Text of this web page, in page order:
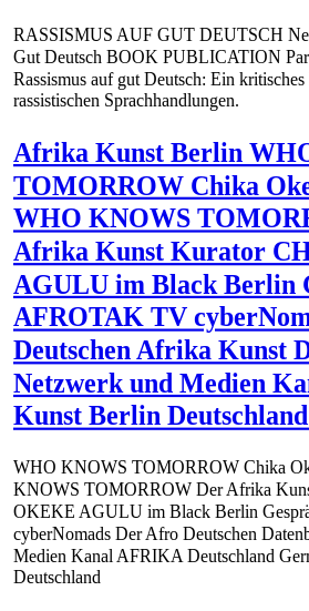
RASSISMUS AUF GUT DEUTSCH
Gut Deutsch BOOK PUBLICATION
Rassismus auf gut Deutsch: Ein
rassistischen Sprachhandlungen.
Afrika Kunst Berlin
TOMORROW Chika
WHO KNOWS
Afrika Kunst Kurator
AGULU im Black Berlin
AFROTAK TV
Deutschen Afrika Kunst
Netzwerk und Medien
Kunst Berlin
WHO KNOWS TOMORROW Chika
KNOWS TOMORROW Der Afrika
OKEKE AGULU im Black Berlin
cyberNomads Der Afro Deutschen
Medien Kanal AFRIKA Deutschland
Deutschland